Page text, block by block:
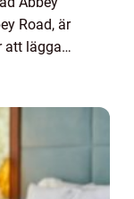
Road, är
att lägga